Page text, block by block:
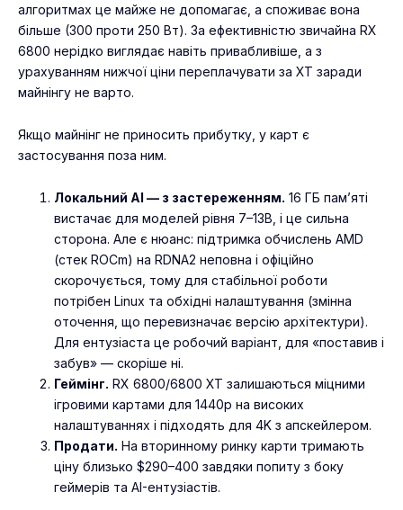
алгоритмах це майже не допомагає, а споживає вона
більше (300 проти 250 Вт). За ефективністю звичайна RX
6800 нерідко виглядає навіть привабливіше, а з
урахуванням нижчої ціни переплачувати за XT заради
майнінгу не варто.
Якщо майнінг не приносить прибутку, у карт є
застосування поза ним.
Локальний AI — з застереженням. 16 ГБ пам’яті
вистачає для моделей рівня 7–13B, і це сильна
сторона. Але є нюанс: підтримка обчислень AMD
(стек ROCm) на RDNA2 неповна і офіційно
скорочується, тому для стабільної роботи
потрібен Linux та обхідні налаштування (змінна
оточення, що перевизначає версію архітектури).
Для ентузіаста це робочий варіант, для «поставив і
забув» — скоріше ні.
Геймінг. RX 6800/6800 XT залишаються міцними
ігровими картами для 1440p на високих
налаштуваннях і підходять для 4K з апскейлером.
Продати. На вторинному ринку карти тримають
ціну близько $290–400 завдяки попиту з боку
геймерів та AI-ентузіастів.